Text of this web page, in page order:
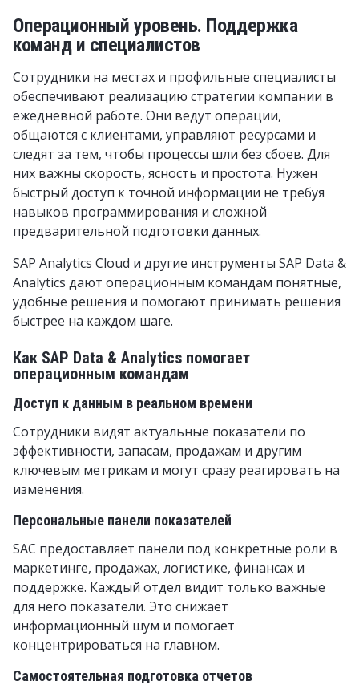
Операционный уровень. Поддержка
команд и специалистов
Сотрудники на местах и профильные специалисты
обеспечивают реализацию стратегии компании в
ежедневной работе. Они ведут операции,
общаются с клиентами, управляют ресурсами и
следят за тем, чтобы процессы шли без сбоев. Для
них важны скорость, ясность и простота. Нужен
быстрый доступ к точной информации не требуя
навыков программирования и сложной
предварительной подготовки данных.
SAP Analytics Cloud и другие инструменты SAP Data &
Analytics дают операционным командам понятные,
удобные решения и помогают принимать решения
быстрее на каждом шаге.
Как SAP Data & Analytics помогает
операционным командам
Доступ к данным в реальном времени
Сотрудники видят актуальные показатели по
эффективности, запасам, продажам и другим
ключевым метрикам и могут сразу реагировать на
изменения.
Персональные панели показателей
SAC предоставляет панели под конкретные роли в
маркетинге, продажах, логистике, финансах и
поддержке. Каждый отдел видит только важные
для него показатели. Это снижает
информационный шум и помогает
концентрироваться на главном.
Самостоятельная подготовка отчетов